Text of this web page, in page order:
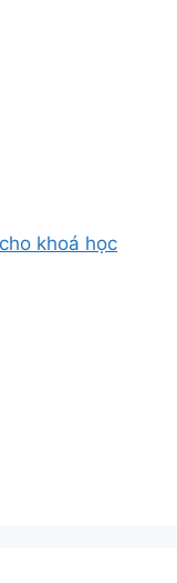
khoá học